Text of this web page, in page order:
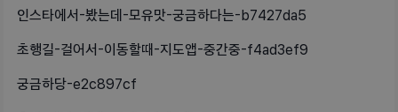
인스타에서-봤는데-모유맛-궁금하다는-b7427da5
초행길-걸어서-이동할때-지도앱-중간중-f4ad3ef9
궁금하당-e2c897cf